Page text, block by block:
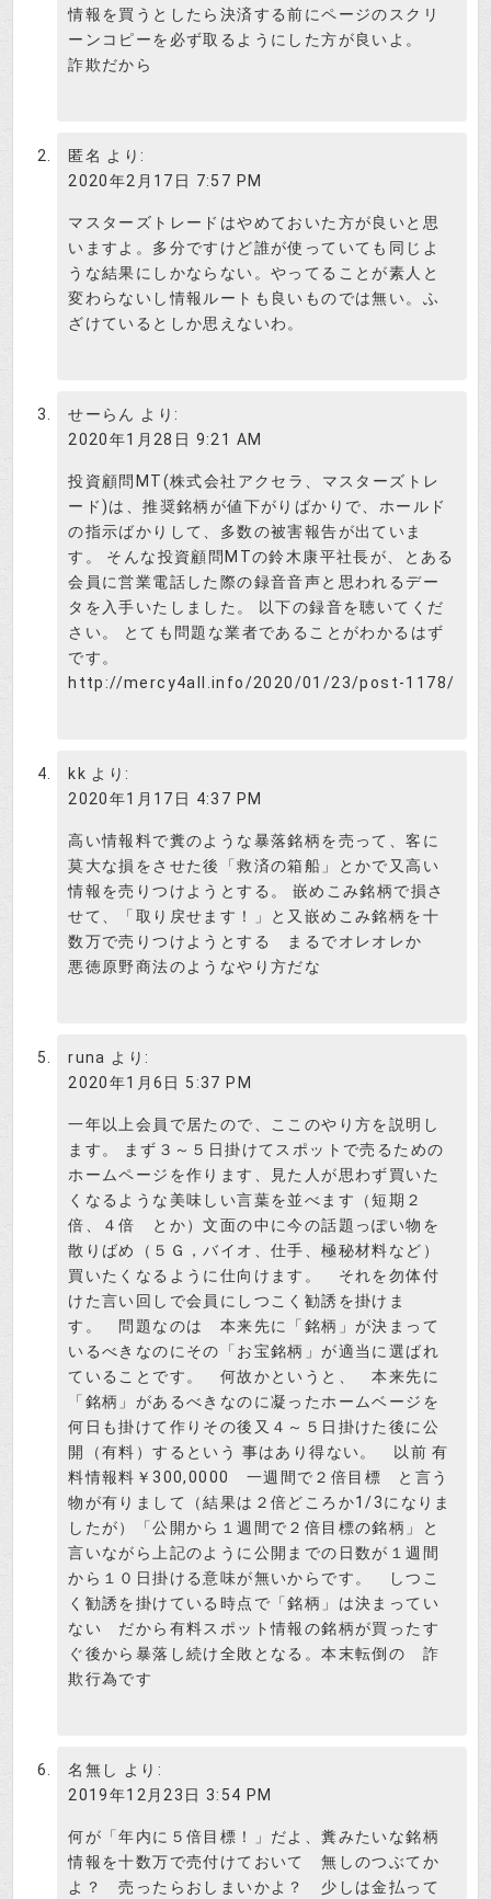
情報を買うとしたら決済する前にページのスクリ
ーンコピーを必ず取るようにした方が良いよ。
詐欺だから
匿名 より:
2020年2月17日 7:57 PM
マスターズトレードはやめておいた方が良いと思
いますよ。多分ですけど誰が使っていても同じよ
うな結果にしかならない。やってることが素人と
変わらないし情報ルートも良いものでは無い。ふ
ざけているとしか思えないわ。
せーらん より:
2020年1月28日 9:21 AM
投資顧問MT(株式会社アクセラ、マスターズトレ
ード)は、推奨銘柄が値下がりばかりで、ホールド
の指示ばかりして、多数の被害報告が出ていま
す。 そんな投資顧問MTの鈴木康平社長が、とある
会員に営業電話した際の録音音声と思われるデー
タを入手いたしました。 以下の録音を聴いてくだ
さい。 とても問題な業者であることがわかるはず
です。
http://mercy4all.info/2020/01/23/post-1178/
kk より:
2020年1月17日 4:37 PM
高い情報料で糞のような暴落銘柄を売って、客に
莫大な損をさせた後「救済の箱船」とかで又高い
情報を売りつけようとする。 嵌めこみ銘柄で損さ
せて、「取り戻せます！」と又嵌めこみ銘柄を十
数万で売りつけようとする まるでオレオレか
悪徳原野商法のようなやり方だな
runa より:
2020年1月6日 5:37 PM
一年以上会員で居たので、ここのやり方を説明し
ます。 まず３～５日掛けてスポットで売るための
ホームページを作ります、見た人が思わず買いた
くなるような美味しい言葉を並べます（短期２
倍、４倍 とか）文面の中に今の話題っぽい物を
散りばめ（５Ｇ，バイオ、仕手、極秘材料など）
買いたくなるように仕向けます。 それを勿体付
けた言い回しで会員にしつこく勧誘を掛けま
す。 問題なのは 本来先に「銘柄」が決まって
いるべきなのにその「お宝銘柄」が適当に選ばれ
ていることです。 何故かというと、 本来先に
「銘柄」があるべきなのに凝ったホームベージを
何日も掛けて作りその後又４～５日掛けた後に公
開（有料）するという 事はあり得ない。 以前 有
料情報料￥300,0000 一週間で２倍目標 と言う
物が有りまして（結果は２倍どころか1/3になりま
したが）「公開から１週間で２倍目標の銘柄」と
言いながら上記のように公開までの日数が１週間
から１０日掛ける意味が無いからです。 しつこ
く勧誘を掛けている時点で「銘柄」は決まってい
ない だから有料スポット情報の銘柄が買ったす
ぐ後から暴落し続け全敗となる。本末転倒の 詐
欺行為です
名無し より:
2019年12月23日 3:54 PM
何が「年内に５倍目標！」だよ、糞みたいな銘柄
情報を十数万で売付けておいて 無しのつぶてか
よ？ 売ったらおしまいかよ？ 少しは金払って